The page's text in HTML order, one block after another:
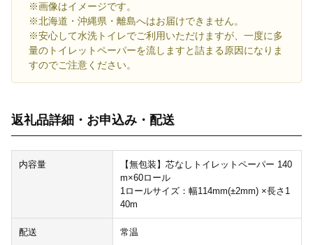
※画像はイメージです。
※北海道・沖縄県・離島へはお届けできません。
※安心して水洗トイレでご利用いただけますが、一度に多
量のトイレットペーパーを流しますと詰まる原因になりま
すのでご注意ください。
返礼品詳細・お申込み・配送
内容量
【無包装】芯なしトイレットペーパー 140
m×60ロール
1ロールサイズ：幅114mm(±2mm) ×長さ1
40m
配送 常温